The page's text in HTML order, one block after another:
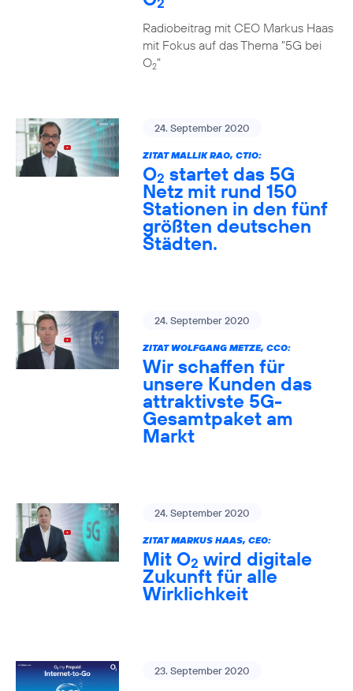
Radiobeitrag mit CEO Markus Haas
mit Fokus auf das Thema "5G bei
O2"
24. September 2020
ZITAT MALLIK RAO, CTIO:
O2 startet das 5G
Netz mit rund 150
Stationen in den fünf
größten deutschen
Städten.
24. September 2020
ZITAT WOLFGANG METZE, CCO:
Wir schaffen für
unsere Kunden das
attraktivste 5G-
Gesamtpaket am
Markt
24. September 2020
ZITAT MARKUS HAAS, CEO:
Mit O2 wird digitale
Zukunft für alle
Wirklichkeit
23. September 2020